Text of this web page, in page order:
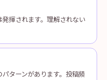
揮されます。理解されない
ターンがあります。投稿頻